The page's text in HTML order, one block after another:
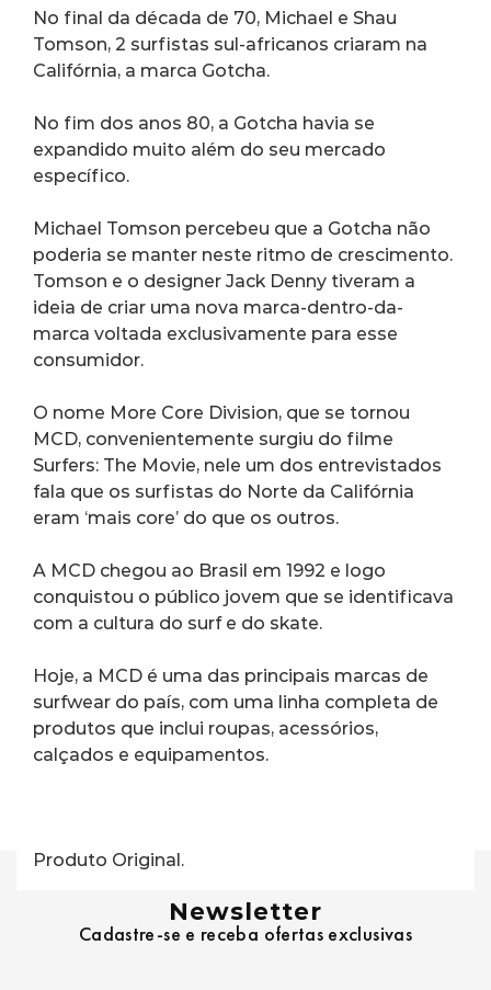
No final da década de 70, Michael e Shau
Tomson, 2 surfistas sul-africanos criaram na
Califórnia, a marca Gotcha.
No fim dos anos 80, a Gotcha havia se
expandido muito além do seu mercado
específico.
Michael Tomson percebeu que a Gotcha não
poderia se manter neste ritmo de crescimento.
Tomson e o designer Jack Denny tiveram a
ideia de criar uma nova marca-dentro-da-
marca voltada exclusivamente para esse
consumidor.
O nome More Core Division, que se tornou
MCD, convenientemente surgiu do filme
Surfers: The Movie, nele um dos entrevistados
fala que os surfistas do Norte da Califórnia
eram ‘mais core’ do que os outros.
A MCD chegou ao Brasil em 1992 e logo
conquistou o público jovem que se identificava
com a cultura do surf e do skate.
Hoje, a MCD é uma das principais marcas de
surfwear do país, com uma linha completa de
produtos que inclui roupas, acessórios,
calçados e equipamentos.
Produto Original.
Newsletter
Cadastre-se e receba ofertas exclusivas